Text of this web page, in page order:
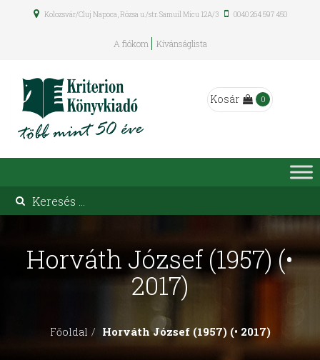
Kolozsvár/Cluj Napoca, Rózsa u./str. Samuil Micu 12A/3 0040 264 597 450
A fiókom Kívánságlista
Kosár 0
Horváth József (1957) (•
2017)
Főoldal Horváth József (1957) (• 2017)